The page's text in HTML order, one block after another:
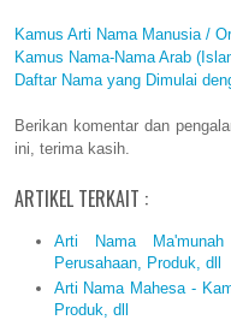
Kamus Arti Nama Manusia /
Kamus Nama-Nama Arab
Daftar Nama yang Dimulai
Berikan komentar dan
ini, terima kasih.
ARTIKEL TERKAIT :
Arti Nama
Perusahaan, Produk, dll
Arti Nama Mahesa -
Produk, dll